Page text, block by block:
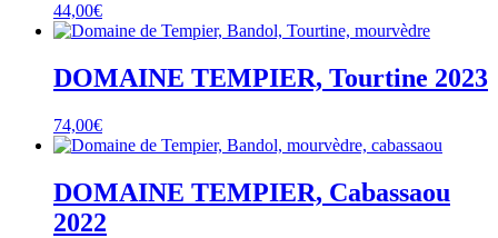
44,00€
DOMAINE TEMPIER, Tourtine 2023
74,00€
DOMAINE TEMPIER, Cabassaou
2022